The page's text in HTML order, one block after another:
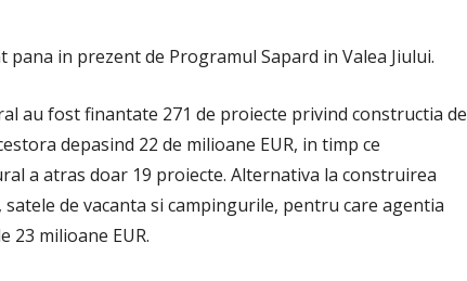
in prezent de Programul Sapard in Valea Jiului.
au fost finantate 271 de proiecte privind constructia de
depasind 22 de milioane EUR, in timp ce
a atras doar 19 proiecte. Alternativa la construirea
de vacanta si campingurile, pentru care agentia
23 milioane EUR.